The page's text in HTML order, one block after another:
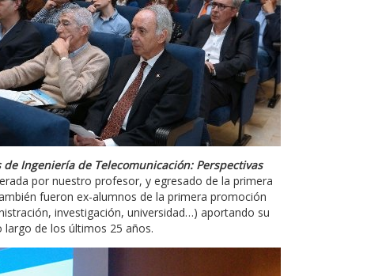
de Ingeniería de Telecomunicación: Perspectivas
por nuestro profesor, y egresado de la primera
fueron ex-alumnos de la primera promoción
investigación, universidad…) aportando su
de los últimos 25 años.